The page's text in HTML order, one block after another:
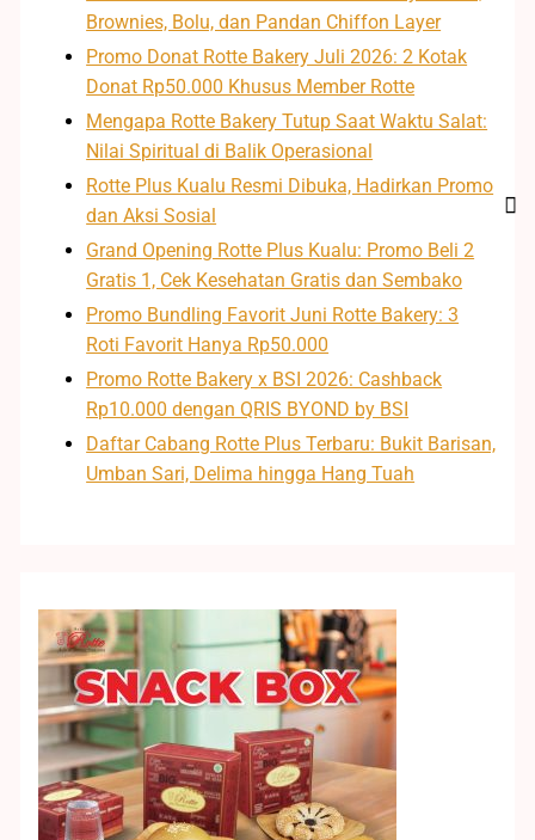
Brownies, Bolu, dan Pandan Chiffon Layer
Promo Donat Rotte Bakery Juli 2026: 2 Kotak
Donat Rp50.000 Khusus Member Rotte
Mengapa Rotte Bakery Tutup Saat Waktu Salat:
Nilai Spiritual di Balik Operasional
Rotte Plus Kualu Resmi Dibuka, Hadirkan Promo
dan Aksi Sosial
Grand Opening Rotte Plus Kualu: Promo Beli 2
Gratis 1, Cek Kesehatan Gratis dan Sembako
Promo Bundling Favorit Juni Rotte Bakery: 3
Roti Favorit Hanya Rp50.000
Promo Rotte Bakery x BSI 2026: Cashback
Rp10.000 dengan QRIS BYOND by BSI
Daftar Cabang Rotte Plus Terbaru: Bukit Barisan,
Umban Sari, Delima hingga Hang Tuah